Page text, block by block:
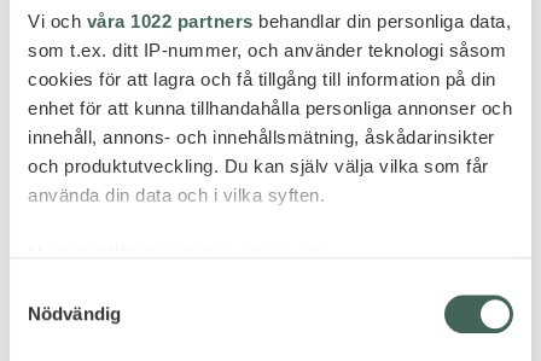
Vi och våra 1022 partners behandlar din personliga data,
som t.ex. ditt IP-nummer, och använder teknologi såsom
cookies för att lagra och få tillgång till information på din
enhet för att kunna tillhandahålla personliga annonser och
innehåll, annons- och innehållsmätning, åskådarinsikter
och produktutveckling. Du kan själv välja vilka som får
använda din data och i vilka syften.
som kan ha en noggrannhet på upp till flera meter
Nödvändig